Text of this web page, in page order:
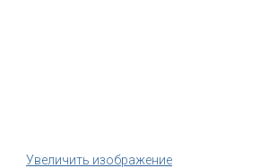
Увеличить изображение